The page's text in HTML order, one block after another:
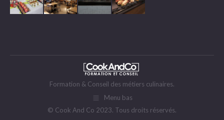
Formation & Conseil des métiers culinaires.
Menu bas
© Cook And Co 2023. Tous droits réservés.